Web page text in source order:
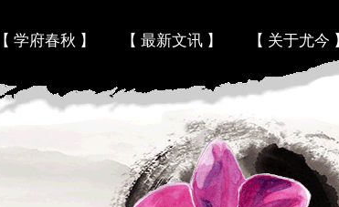
【 学府春秋 】 【 最新文讯 】 【 关于尤今